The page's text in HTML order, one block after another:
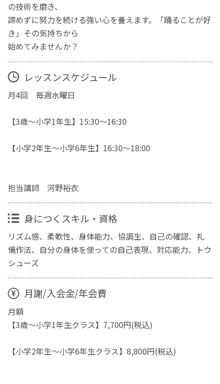
の技術を磨き、
諦めずに努力を続ける強い心を養えます。「踊ることが好
き」その気持ちから
始めてみませんか？
レッスンスケジュール
月4回 毎週水曜日
【3歳～小学1年生】15:30～16:30
【小学2年生～小学6年生】16:30～18:00
担当講師 河野裕衣
身につくスキル・資格
リズム感、柔軟性、身体能力、協調生、自己の確認、礼
儀作法、自分の身体を使っての自己表現、対応能力、トウ
シューズ
月謝/入会金/年会費
月額
【3歳～小学1年生クラス】7,700円(税込)
【小学2年生～小学6年生クラス】8,800円(税込)